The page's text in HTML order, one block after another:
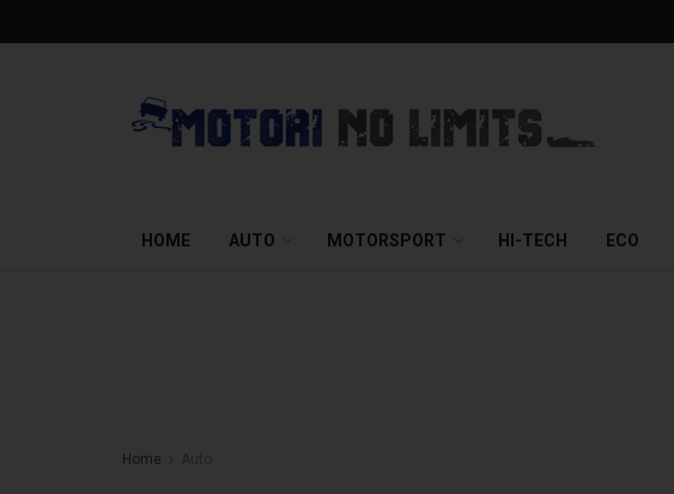
HOME AUTO MOTORSPORT HI-TECH ECO
Home